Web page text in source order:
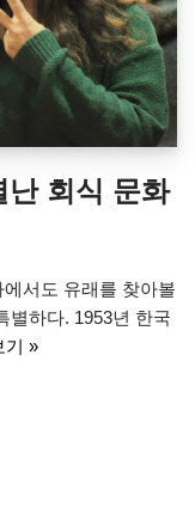
난 회식 문화
서도 유래를 찾아볼
별하다. 1953년 한국
기 »